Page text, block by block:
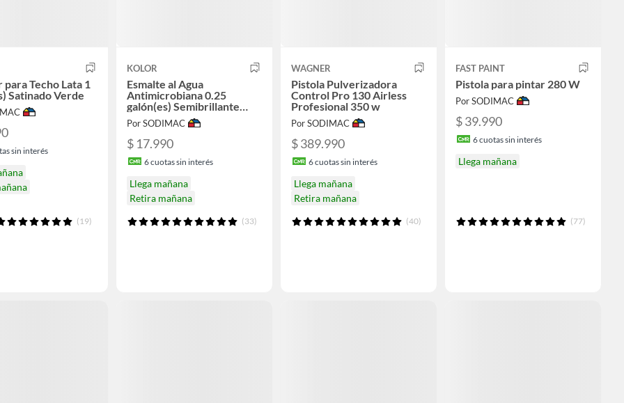
para Techo Lata 1
Satinado Verde
sin interés
(19)
KOLOR
Esmalte al Agua
Antimicrobiana 0.25
galón(es) Semibrillante
Blanco
Por SODIMAC
$ 17.990
6cuotas sin interés
Llega mañana
Retira mañana
(33)
WAGNER
Pistola Pulverizadora
Control Pro 130 Airless
Profesional 350 w
Por SODIMAC
$ 389.990
6cuotas sin interés
Llega mañana
Retira mañana
(40)
FAST PAINT
Pistola para pintar 280 W
Por SODIMAC
$ 39.990
6cuotas sin interés
Llega mañana
(77)